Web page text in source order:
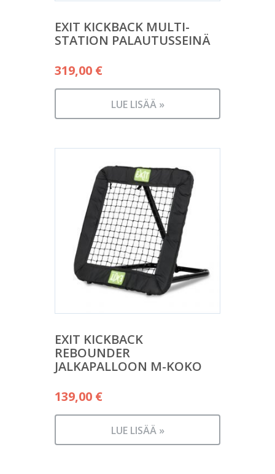
EXIT KICKBACK MULTI-
STATION PALAUTUSSEINÄ
319,00 €
LUE LISÄÄ »
EXIT KICKBACK
REBOUNDER
JALKAPALLOON M-KOKO
139,00 €
LUE LISÄÄ »